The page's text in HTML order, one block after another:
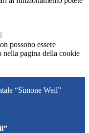
possono essere
nella pagina della cookie
“Simone Weil”